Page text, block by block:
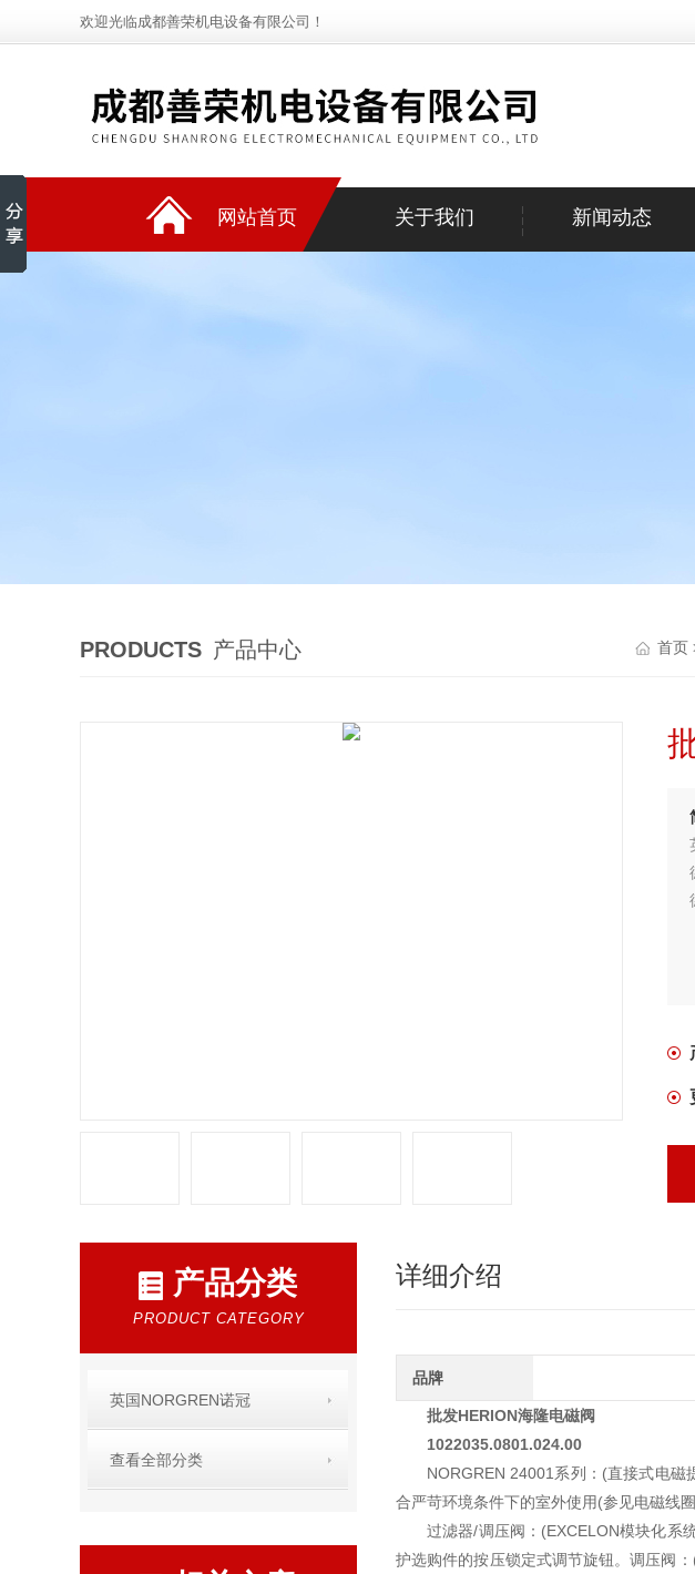
欢迎光临成都善荣机电设备有限公司！
网站首页 关于我们 新闻动态
PRODUCTS 产品中心 首页
产品分类
PRODUCT CATEGORY
英国NORGREN诺冠
查看全部分类
详细介绍
品牌
批发HERION海隆电磁阀
1022035.0801.024.00
NORGREN 24001系列：(直接式电
合严苛环境条件下的室外使用(参见电磁线
过滤器/调压阀：(EXCELON模块化系
护选购件的按压锁定式调节旋钮。调压阀